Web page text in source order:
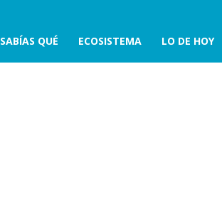
SABÍAS QUÉ ECOSISTEMA LO DE HOY